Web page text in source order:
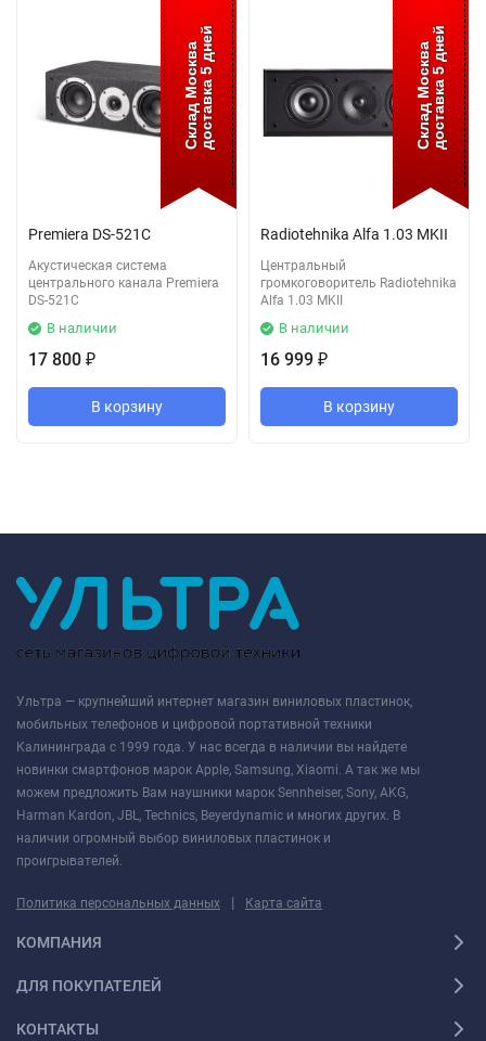
Склад Москвадоставка 5 дней
Premiera DS-521C
Акустическая система
центрального канала Premiera
DS-521C
В наличии
17 800 ₽
В корзину
Склад Москвадоставка 5 дней
Radiotehnika Alfa 1.03 MKII
Центральный
громкоговоритель Radiotehnika
Alfa 1.03 MKII
В наличии
16 999 ₽
В корзину
Ультра — крупнейший интернет магазин виниловых пластинок,
мобильных телефонов и цифровой портативной техники
Калининграда с 1999 года. У нас всегда в наличии вы найдете
новинки смартфонов марок Apple, Samsung, Xiaomi. А так же мы
можем предложить Вам наушники марок Sennheiser, Sony, AKG,
Harman Kardon, JBL, Technics, Beyerdynamic и многих других. В
наличии огромный выбор виниловых пластинок и
проигрывателей.
Политика персональных данных | Карта сайта
КОМПАНИЯ
ДЛЯ ПОКУПАТЕЛЕЙ
КОНТАКТЫ